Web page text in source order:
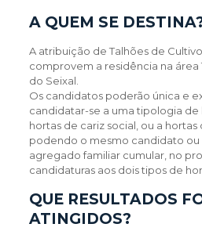
A QUEM SE
A atribuição de Talhões de
comprovem a residência na área
do Seixal.
Os candidatos poderão única e
candidatar-se a uma tipologia de
hortas de cariz social, ou a
podendo o mesmo candidato
agregado familiar cumular, no
candidaturas aos dois tipos de
QUE RESULTADOS
ATINGIDOS?